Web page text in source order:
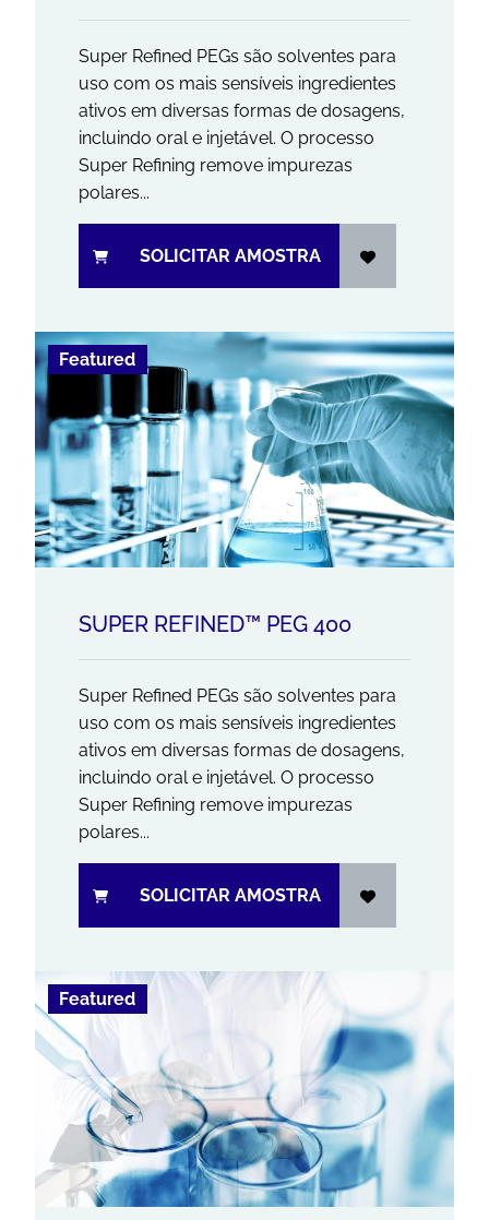
Super Refined PEGs são solventes para
uso com os mais sensíveis ingredientes
ativos em diversas formas de dosagens,
incluindo oral e injetável. O processo
Super Refining remove impurezas
polares...
SOLICITAR AMOSTRA
Featured
SUPER REFINED™ PEG 400
Super Refined PEGs são solventes para
uso com os mais sensíveis ingredientes
ativos em diversas formas de dosagens,
incluindo oral e injetável. O processo
Super Refining remove impurezas
polares...
SOLICITAR AMOSTRA
Featured